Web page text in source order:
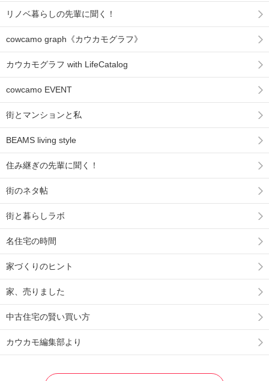
リノベ暮らしの先輩に聞く！
cowcamo graph《カウカモグラフ》
カウカモグラフ with LifeCatalog
cowcamo EVENT
街とマンションと私
BEAMS living style
住み継ぎの先輩に聞く！
街のネタ帖
街と暮らしラボ
名住宅の時間
家づくりのヒント
家、売りました
中古住宅の賢い買い方
カウカモ編集部より